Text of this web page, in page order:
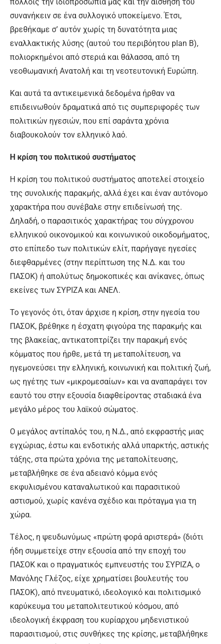
συνανήκειν σε ένα συλλογικό υποκείμενο. Έτσι,
βρεθήκαμε σ’ αυτόν χωρίς τη δυνατότητα μιας
εναλλακτικής λύσης (αυτού του περιβόητου plan B),
πολιορκημένοι από στεριά και θάλασσα, από τη
νεοθωμανική Ανατολή και τη νεοτευτονική Ευρώπη.
Και αυτά τα αντικειμενικά δεδομένα ήρθαν να
επιδεινωθούν δραματικά από τις συμπεριφορές των
πολιτικών ηγεσιών, που επί σαράντα χρόνια
διαβουκολούν τον ελληνικό λαό.
Η κρίση του πολιτικού συστήματος
Η κρίση του πολιτικού συστήματος αποτελεί στοιχείο
της συνολικής παρακμής, αλλά έχει και έναν αυτόνομο
χαρακτήρα που συνέβαλε στην επιδείνωσή της.
Δηλαδή, ο παρασιτικός χαρακτήρας του σύγχρονου
ελληνικού οικονομικού και κοινωνικού οικοδομήματος,
στο επίπεδο των πολιτικών ελίτ, παρήγαγε ηγεσίες
διεφθαρμένες (στην περίπτωση της Ν.Δ. και του
ΠΑΣΟΚ) ή απολύτως δημοκοπικές και ανίκανες, όπως
εκείνες των ΣΥΡΙΖΑ και ΑΝΕΛ.
Το γεγονός ότι, όταν άρχισε η κρίση, στην ηγεσία του
ΠΑΣΟΚ, βρέθηκε η έσχατη φιγούρα της παρακμής και
της βλακείας, αντικατοπτρίζει την παρακμή ενός
κόμματος που ήρθε, μετά τη μεταπολίτευση, να
ηγεμονεύσει την ελληνική, κοινωνική και πολιτική ζωή,
ως ηγέτης των «μικρομεσαίων» και να αναπαράγει τον
εαυτό του στην εξουσία διαφθείροντας σταδιακά ένα
μεγάλο μέρος του λαϊκού σώματος.
Ο μεγάλος αντίπαλός του, η Ν.Δ., από εκφραστής μιας
εγχώριας, έστω και ενδοτικής αλλά υπαρκτής, αστικής
τάξης, στα πρώτα χρόνια της μεταπολίτευσης,
μεταβλήθηκε σε ένα αδειανό κόμμα ενός
εκφυλισμένου καταναλωτικού και παρασιτικού
αστισμού, χωρίς κανένα σχέδιο και πρόταγμα για τη
χώρα.
Τέλος, η ψευδωνύμως «πρώτη φορά αριστερά» (διότι
ήδη συμμετείχε στην εξουσία από την εποχή του
ΠΑΣΟΚ και ο πραγματικός εμπνευστής του ΣΥΡΙΖΑ, ο
Μανόλης Γλέζος, είχε χρηματίσει βουλευτής του
ΠΑΣΟΚ), από πνευματικό, ιδεολογικό και πολιτισμικό
καρύκευμα του μεταπολιτευτικού κόσμου, από
ιδεολογική έκφραση του κυρίαρχου μηδενιστικού
παρασιτισμού, στις συνθήκες της κρίσης, μεταβλήθηκε